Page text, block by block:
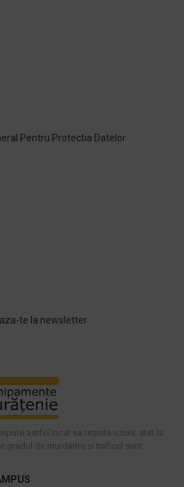
Pentru Protectia Datelor
te la newsletter
astfel incat sa reziste uzurii, atat la
gradul de murdarire si traficul sunt